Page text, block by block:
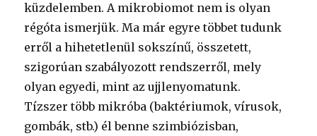
küzdelemben. A mikrobiomot nem is olyan
régóta ismerjük. Ma már egyre többet tudunk
erről a hihetetlenül sokszínű, összetett,
szigorúan szabályozott rendszerről, mely
olyan egyedi, mint az ujjlenyomatunk.
Tízszer több mikróba (baktériumok, vírusok,
gombák, stb.) él benne szimbiózisban,